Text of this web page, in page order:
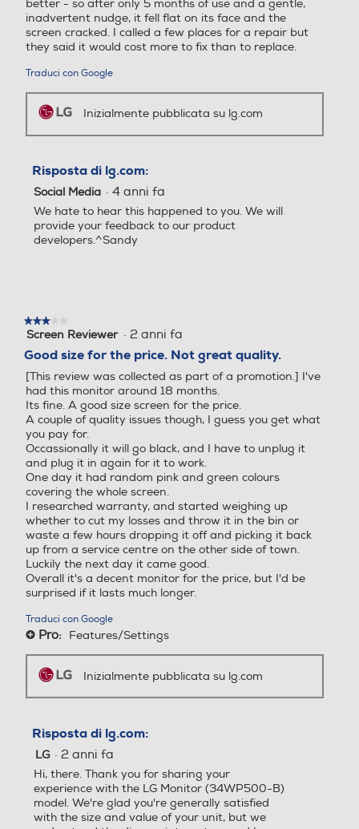
HDR10
Contrasto ricco di
dettagli
formato HDR per visualizzare
bianchi più luminosi e neri più
intensi rispetto agli schermi
tradizionali. L'HDR riproduce le aree
una maggiore ricchezza di dettagli,
impossibili da percepire con gli
*Immagini simulate per migliorare la
comprensione delle funzionalità. Può differire
dall’uso effettivo.
Display IPS con sRGB 99%
Colori realistici e visione
ampia
Il display IPS di LG riproduce colori
estremamente precisi che coprono il
99% dello spazio sRGB. Inoltre,
grazie a un angolo di visione ampio,
il display IPS garantisce una
copertura dello spazio sRGB pari al
2560
Ris. verticale-pixel Ris. verticale-pixel
Frequenza verticale max H
Frequenza verticale max H
FCC-B, ROHS, REACH, EP
Pannello curvo Pannello curvo
Rapporto contrasto xxx a 1 Rapporto contrasto xxx a 1
Touchscreen Touchscreen
Sintonizzatore DVB-T Sintonizzatore DVB-T
Videocamera incorporata
Monitor con casse
Regolazione del volume Regolazione del volume
better - so after only 5 months of use and a gentle,
inadvertent nudge, it fell flat on its face and the
screen cracked. I called a few places for a repair but
they said it would cost more to fix than to replace.
Traduci con Google
Inizialmente pubblicata su lg.com
Risposta di lg.com:
Social Media · 4 anni fa
We hate to hear this happened to you. We will
provide your feedback to our product
developers.^Sandy
★★★★★
★★★★★
3
5
stelle.
Screen Reviewer · 2 anni fa
Good size for the price. Not great quality.
[This review was collected as part of a promotion.] I've
had this monitor around 18 months.
Its fine. A good size screen for the price.
A couple of quality issues though, I guess you get what
you pay for.
Occassionally it will go black, and I have to unplug it
and plug it in again for it to work.
One day it had random pink and green colours
covering the whole screen.
I researched warranty, and started weighing up
whether to cut my losses and throw it in the bin or
waste a few hours dropping it off and picking it back
up from a service centre on the other side of town.
Luckily the next day it came good.
Overall it's a decent monitor for the price, but I'd be
surprised if it lasts much longer.
Traduci con Google
+ Pro: Features/Settings
Inizialmente pubblicata su lg.com
Risposta di lg.com:
LG · 2 anni fa
Hi, there. Thank you for sharing your
experience with the LG Monitor (34WP500-B)
model. We're glad you're generally satisfied
with the size and value of your unit, but we